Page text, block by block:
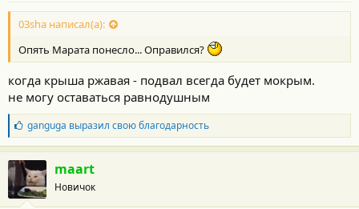
03sha написал(а):
Опять Марата понесло... Оправился?
когда крыша ржавая - подвал всегда будет мокрым.
не могу оставаться равнодушным
Б
л
а
г
о
д
а
ganguga выразил свою благодарность
maart
Новичок